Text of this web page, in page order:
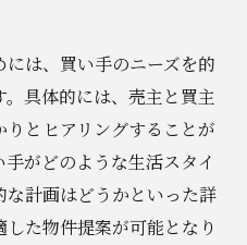
は、買い手のニーズを的
具体的には、売主と買主
とヒアリングすることが
がどのような生活スタイ
計画はどうかといった詳
た物件提案が可能となり